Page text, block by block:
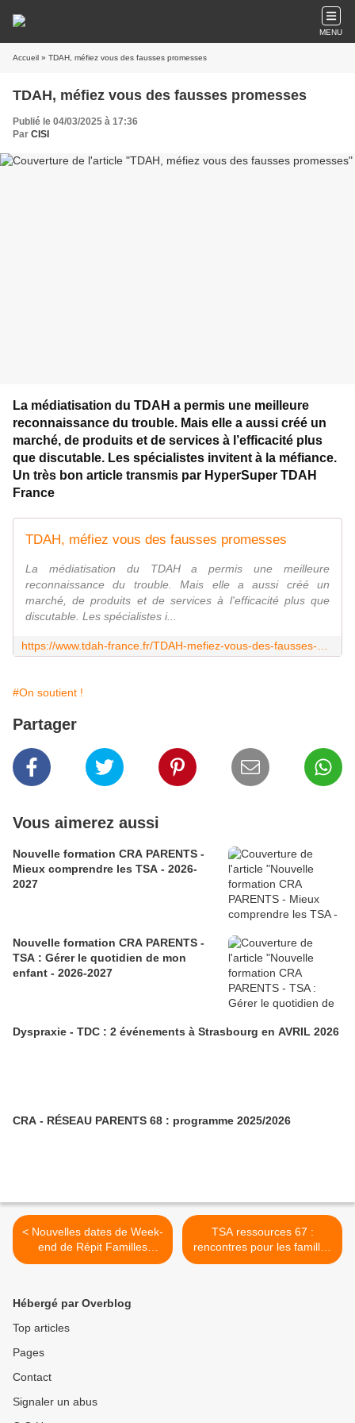
MENU
Accueil » TDAH, méfiez vous des fausses promesses
TDAH, méfiez vous des fausses promesses
Publié le 04/03/2025 à 17:36
Par CISI
La médiatisation du TDAH a permis une meilleure
reconnaissance du trouble. Mais elle a aussi créé un
marché, de produits et de services à l’efficacité plus
que discutable. Les spécialistes invitent à la méfiance.
Un très bon article transmis par HyperSuper TDAH
France
TDAH, méfiez vous des fausses promesses
La médiatisation du TDAH a permis une meilleure
reconnaissance du trouble. Mais elle a aussi créé un
marché, de produits et de services à l'efficacité plus que
discutable. Les spécialistes i...
#On soutient !
Partager
Vous aimerez aussi
Nouvelle formation CRA PARENTS -
Mieux comprendre les TSA - 2026-
2027
Nouvelle formation CRA PARENTS -
TSA : Gérer le quotidien de mon
enfant - 2026-2027
Dyspraxie - TDC : 2 événements à Strasbourg en AVRIL 2026
CRA - RÉSEAU PARENTS 68 : programme 2025/2026
< Nouvelles dates de Week-
end de Répit Familles
04/2025 - 05/2025 (PEP
TSA ressources 67 :
rencontres pour les familles
>
Hébergé par Overblog
Top articles
Pages
Contact
Signaler un abus